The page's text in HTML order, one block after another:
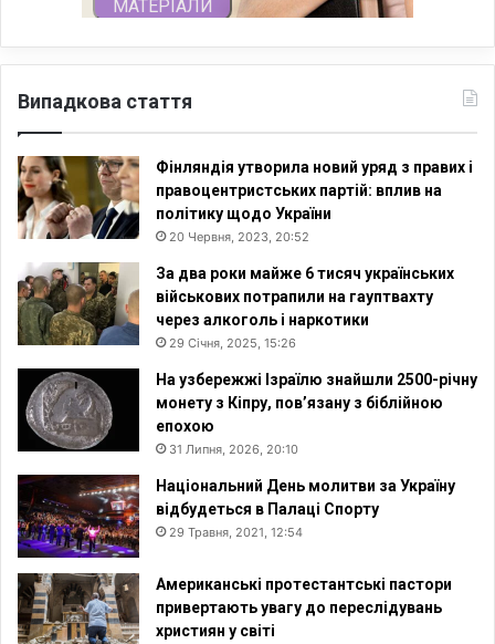
Випадкова стаття
Фінляндія утворила новий уряд з правих і
правоцентристських партій: вплив на
політику щодо України
20 Червня, 2023, 20:52
За два роки майже 6 тисяч українських
військових потрапили на гауптвахту
через алкоголь і наркотики
29 Січня, 2025, 15:26
На узбережжі Ізраїлю знайшли 2500-річну
монету з Кіпру, пов’язану з біблійною
епохою
31 Липня, 2026, 20:10
Національний День молитви за Україну
відбудеться в Палаці Спорту
29 Травня, 2021, 12:54
Американські протестантські пастори
привертають увагу до переслідувань
християн у світі